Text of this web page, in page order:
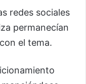
redes sociales
permanecían
el tema.